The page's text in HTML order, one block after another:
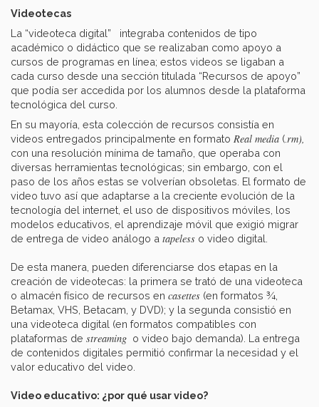
Videotecas
La “videoteca digital” integraba contenidos de tipo
académico o didáctico que se realizaban como apoyo a
cursos de programas en línea; estos videos se ligaban a
cada curso desde una sección titulada “Recursos de apoyo”
que podía ser accedida por los alumnos desde la plataforma
tecnológica del curso.
En su mayoría, esta colección de recursos consistía en
videos entregados principalmente en formato Real media (. rm),
con una resolución mínima de tamaño, que operaba con
diversas herramientas tecnológicas; sin embargo, con el
paso de los años estas se volverían obsoletas. El formato de
video tuvo así que adaptarse a la creciente evolución de la
tecnología del internet, el uso de dispositivos móviles, los
modelos educativos, el aprendizaje móvil que exigió migrar
de entrega de video análogo a tapeless o video digital.
De esta manera, pueden diferenciarse dos etapas en la
creación de videotecas: la primera se trató de una videoteca
o almacén físico de recursos en casettes (en formatos ¾,
Betamax, VHS, Betacam, y DVD); y la segunda consistió en
una videoteca digital (en formatos compatibles con
plataformas de streaming o video bajo demanda). La entrega
de contenidos digitales permitió confirmar la necesidad y el
valor educativo del video.
Video educativo: ¿por qué usar video?